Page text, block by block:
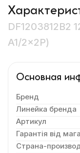
DF1203812B2
A1/2×2P)
Основная
Бренд
Линейка бренда
Артикул
Гарантія від
Страна-